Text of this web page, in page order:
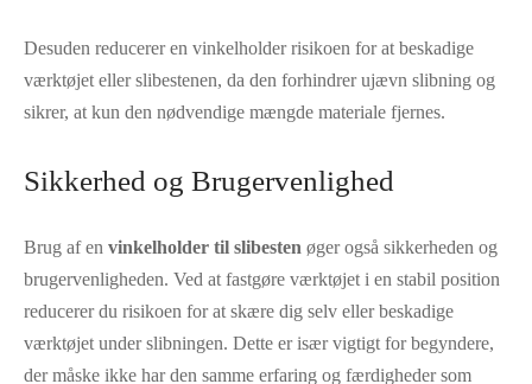
Desuden reducerer en vinkelholder risikoen for at beskadige
værktøjet eller slibestenen, da den forhindrer ujævn slibning og
sikrer, at kun den nødvendige mængde materiale fjernes.
Sikkerhed og Brugervenlighed
Brug af en vinkelholder til slibesten øger også sikkerheden og
brugervenligheden. Ved at fastgøre værktøjet i en stabil position
reducerer du risikoen for at skære dig selv eller beskadige
værktøjet under slibningen. Dette er især vigtigt for begyndere,
der måske ikke har den samme erfaring og færdigheder som